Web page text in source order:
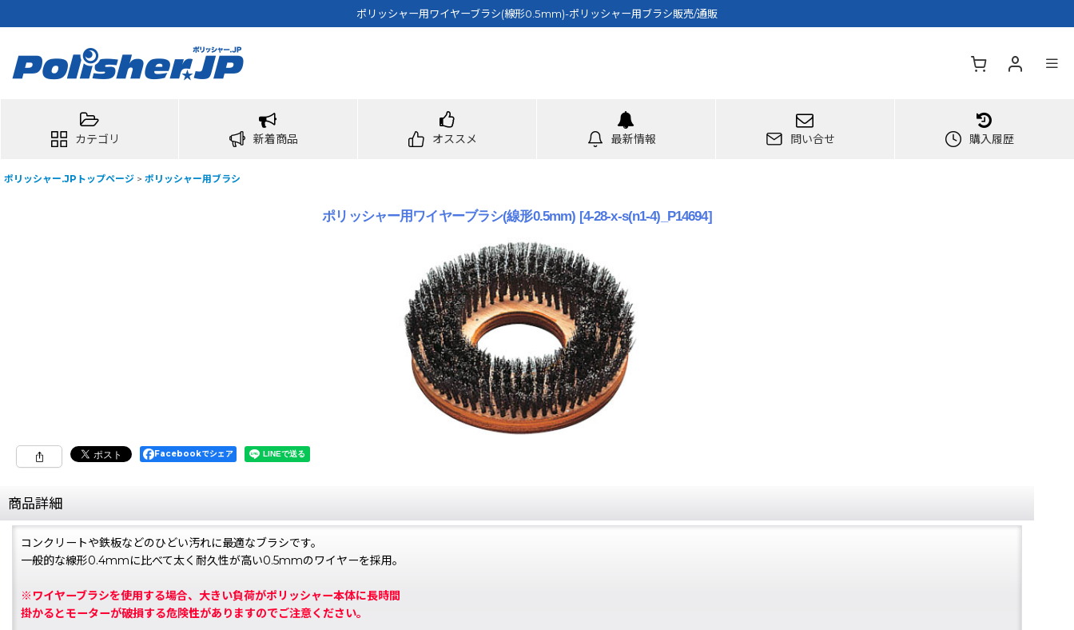
ポリッシャー用ワイヤーブラシ(線形0.5mm)-ポリッシャー用ブラシ販売/通販
カテゴリ 新着商品 オススメ 最新情報 問い合せ 購入履歴
ポリッシャー.JPトップページ > ポリッシャー用ブラシ
ポリッシャー用ワイヤーブラシ(線形0.5mm) [4-28-x-s(n1-4)_P14694]
Facebookでシェア
商品詳細
コンクリートや鉄板などのひどい汚れに最適なブラシです。
一般的な線形0.4mmに比べて太く耐久性が高い0.5mmのワイヤーを採用。
※ワイヤーブラシを使用する場合、大きい負荷がポリッシャー本体に長時間
掛かるとモーターが破損する危険性がありますのでご注意ください。